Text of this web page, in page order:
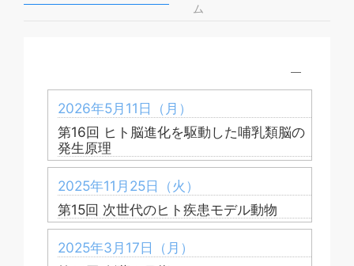
ム
2026年5月11日（月）
第16回 ヒト脳進化を駆動した哺乳類脳の
発生原理
2025年11月25日（火）
第15回 次世代のヒト疾患モデル動物
2025年3月17日（月）